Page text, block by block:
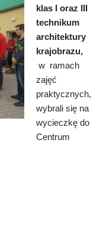
klas I oraz III
technikum
architektury
krajobrazu,
w ramach
zajęć
praktycznych,
wybrali się na
wycieczkę do
Centrum